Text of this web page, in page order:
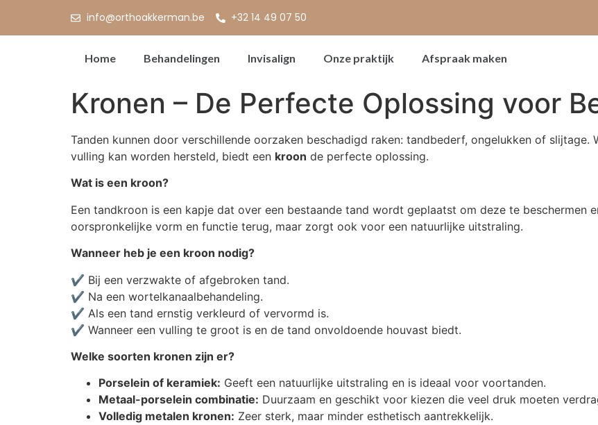
info@orthoakkerman.be +32 14 49 07 50
Home Behandelingen Invisalign Onze praktijk Afspraak maken
Kronen – De Perfecte Oplossing voor
Tanden kunnen door verschillende oorzaken beschadigd raken: tandbederf, ongelukken of slijtage.
vulling kan worden hersteld, biedt een kroon de perfecte oplossing.
Wat is een kroon?
Een tandkroon is een kapje dat over een bestaande tand wordt geplaatst om deze te beschermen
oorspronkelijke vorm en functie terug, maar zorgt ook voor een natuurlijke uitstraling.
Wanneer heb je een kroon nodig?
✔ Bij een verzwakte of afgebroken tand.
✔ Na een wortelkanaalbehandeling.
✔ Als een tand ernstig verkleurd of vervormd is.
✔ Wanneer een vulling te groot is en de tand onvoldoende houvast biedt.
Welke soorten kronen zijn er?
Porselein of keramiek: Geeft een natuurlijke uitstraling en is ideaal voor voortanden.
Metaal-porselein combinatie: Duurzaam en geschikt voor kiezen die veel druk moeten
Volledig metalen kronen: Zeer sterk, maar minder esthetisch aantrekkelijk.